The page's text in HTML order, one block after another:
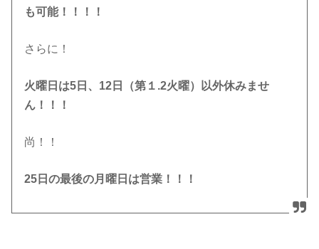
も可能！！！！
さらに！
火曜日は5日、12日（第１.2火曜）以外休みませ
ん！！！
尚！！
25日の最後の月曜日は営業！！！